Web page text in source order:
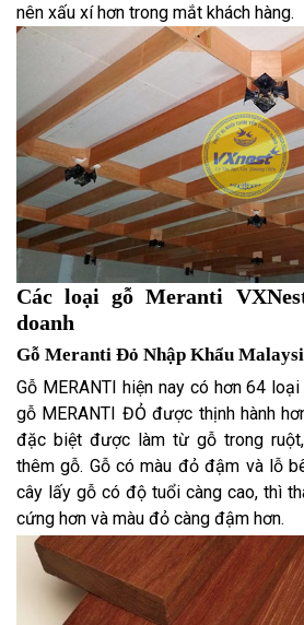
nên xấu xí hơn trong mắt khách hàng.
Các loại gỗ Meranti
doanh
Gỗ Meranti Đỏ Nhập Khẩu
Gỗ MERANTI hiện nay có hơn 64
gỗ MERANTI ĐỎ được thịnh hành
đặc biệt được làm từ gỗ trong
thêm gỗ. Gỗ có màu đỏ đậm và lỗ
cây lấy gỗ có độ tuổi càng cao, thì
cứng hơn và màu đỏ càng đậm hơn.